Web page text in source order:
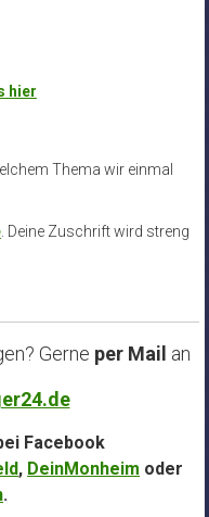
hier
Thema wir einmal
. Deine Zuschrift wird streng
Gerne per Mail an
Facebook
, DeinMonheim oder
.